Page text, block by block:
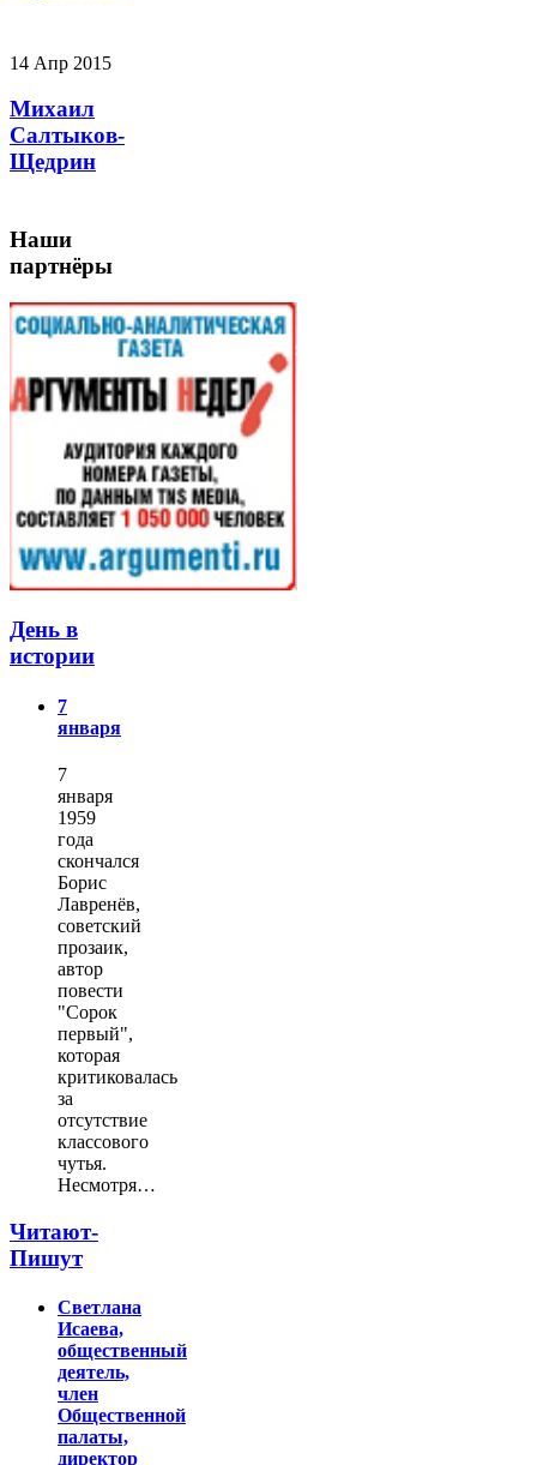
14 Апр 2015
Михаил
Салтыков-
Щедрин
Наши
партнёры
День в
истории
7
января
7
января
1959
года
скончался
Борис
Лавренёв,
советский
прозаик,
автор
повести
"Сорок
первый",
которая
критиковалась
за
отсутствие
классового
чутья.
Несмотря…
Читают-
Пишут
Светлана
Исаева,
общественный
деятель,
член
Общественной
палаты,
директор